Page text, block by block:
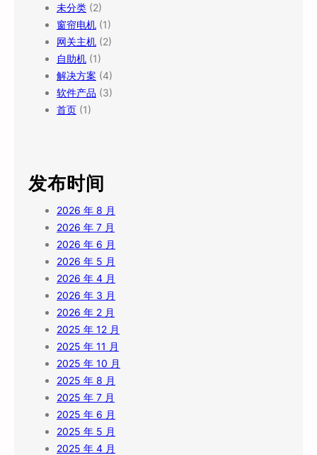
未分类 (2)
窗帘电机 (1)
网关主机 (2)
自助机 (1)
解决方案 (4)
软件产品 (3)
首页 (1)
发布时间
2026 年 8 月
2026 年 7 月
2026 年 6 月
2026 年 5 月
2026 年 4 月
2026 年 3 月
2026 年 2 月
2025 年 12 月
2025 年 11 月
2025 年 10 月
2025 年 8 月
2025 年 7 月
2025 年 6 月
2025 年 5 月
2025 年 4 月